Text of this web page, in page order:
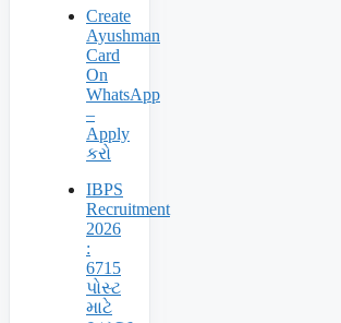
Create
Ayushman
Card
On
WhatsApp
–
Apply
કરો
IBPS
Recruitment
2026
:
6715
પોસ્ટ
માટે